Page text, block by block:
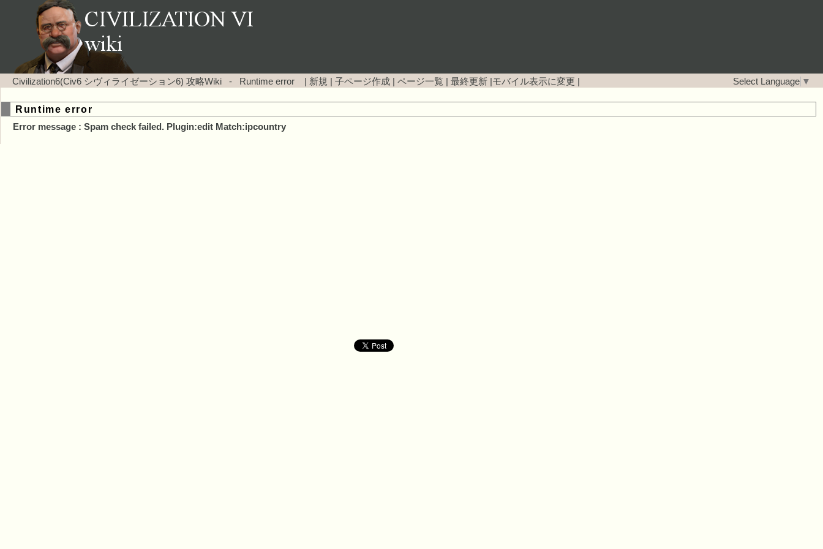
Civilization6(Civ6 シヴィライゼーション6) 攻略Wiki - Runtime error | 新規 子ページ作成 ページ一覧 最終更新 モバイル表示に変更 Select Language ▼
Runtime error
Error message : Spam check failed. Plugin:edit Match:ipcountry